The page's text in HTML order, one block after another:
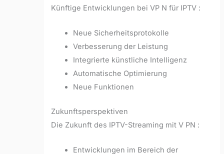
Künftige Entwicklungen bei VP N für IPTV :
Neue Sicherheitsprotokolle
Verbesserung der Leistung
Integrierte künstliche Intelligenz
Automatische Optimierung
Neue Funktionen
Zukunftsperspektiven
Die Zukunft des IPTV-Streaming mit V PN :
Entwicklungen im Bereich der